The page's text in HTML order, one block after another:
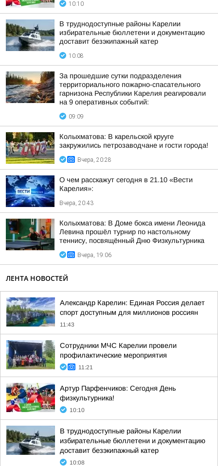
10:10
В труднодоступные районы Карелии
избирательные бюллетени и документацию
доставит безэкипажный катер
10:08
За прошедшие сутки подразделения
территориального пожарно-спасательного
гарнизона Республики Карелия реагировали
на 9 оперативных событий:
09:09
Колыхматова: В карельской крууге
закружились петрозаводчане и гости города!
Вчера, 20:28
О чем расскажут сегодня в 21.10 «Вести
Карелия»:
Вчера, 20:43
Колыхматова: В Доме бокса имени Леонида
Левина прошёл турнир по настольному
теннису, посвящённый Дню Физкультурника
Вчера, 19:06
ЛЕНТА НОВОСТЕЙ
Александр Карелин: Единая Россия делает
спорт доступным для миллионов россиян
11:43
Сотрудники МЧС Карелии провели
профилактические мероприятия
11:21
Артур Парфенчиков: Сегодня День
физкультурника!
10:10
В труднодоступные районы Карелии
избирательные бюллетени и документацию
доставит безэкипажный катер
10:08